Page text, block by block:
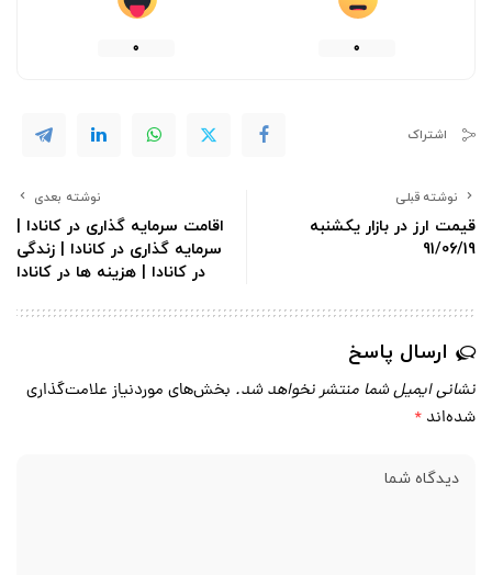
0
0
اشتراک
نوشته قبلی
قیمت ارز در بازار یکشنبه
91/06/19
نوشته بعدی
اقامت سرمایه گذاری در کانادا |
سرمایه گذاری در کانادا | زندگی
در کانادا | هزینه ها در کانادا
ارسال پاسخ
نشانی ایمیل شما منتشر نخواهد شد. بخش‌های موردنیاز علامت‌گذاری
شده‌اند *